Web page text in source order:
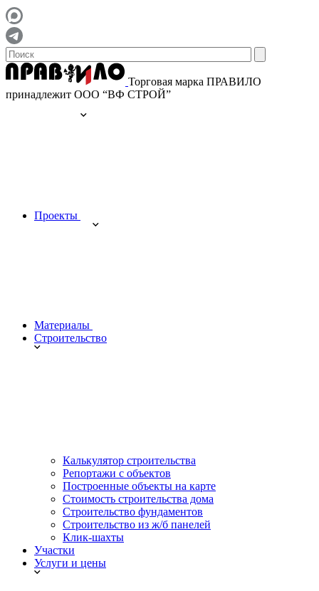
Торговая марка ПРАВИЛО
принадлежит ООО “ВФ СТРОЙ”
Проекты
Материалы
Строительство
Калькулятор строительства
Репортажи с объектов
Построенные объекты на карте
Стоимость строительства дома
Строительство фундаментов
Строительство из ж/б панелей
Клик-шахты
Участки
Услуги и цены